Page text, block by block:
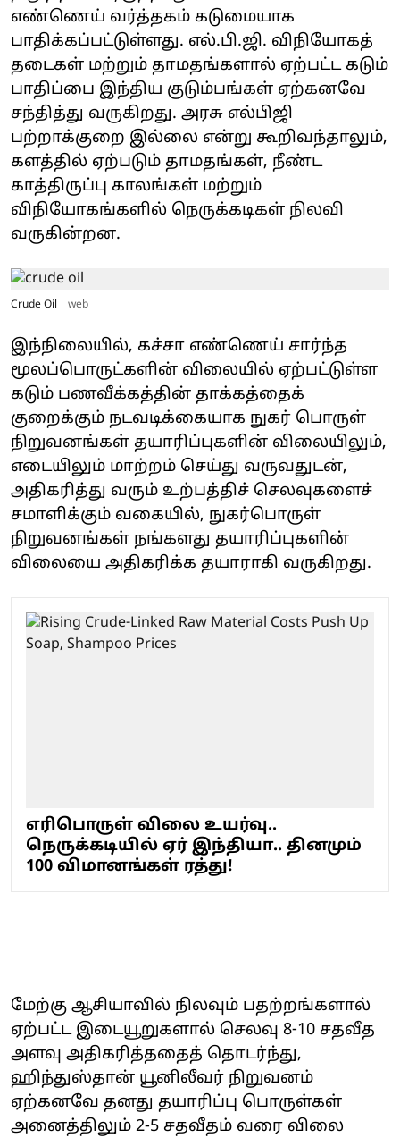
எண்ணெய் வர்த்தகம் கடுமையாக
பாதிக்கப்பட்டுள்ளது. எல்.பி.ஜி. விநியோகத்
தடைகள் மற்றும் தாமதங்களால் ஏற்பட்ட கடும்
பாதிப்பை இந்திய குடும்பங்கள் ஏற்கனவே
சந்தித்து வருகிறது. அரசு எல்பிஜி
பற்றாக்குறை இல்லை என்று கூறிவந்தாலும்,
களத்தில் ஏற்படும் தாமதங்கள், நீண்ட
காத்திருப்பு காலங்கள் மற்றும்
விநியோகங்களில் நெருக்கடிகள் நிலவி
வருகின்றன.
Crude Oil web
இந்நிலையில், கச்சா எண்ணெய் சார்ந்த
மூலப்பொருட்களின் விலையில் ஏற்பட்டுள்ள
கடும் பணவீக்கத்தின் தாக்கத்தைக்
குறைக்கும் நடவடிக்கையாக நுகர் பொருள்
நிறுவனங்கள் தயாரிப்புகளின் விலையிலும்,
எடையிலும் மாற்றம் செய்து வருவதுடன்,
அதிகரித்து வரும் உற்பத்திச் செலவுகளைச்
சமாளிக்கும் வகையில், நுகர்பொருள்
நிறுவனங்கள் நங்களது தயாரிப்புகளின்
விலையை அதிகரிக்க தயாராகி வருகிறது.
எரிபொருள் விலை உயர்வு..
நெருக்கடியில் ஏர் இந்தியா.. தினமும்
100 விமானங்கள் ரத்து!
மேற்கு ஆசியாவில் நிலவும் பதற்றங்களால்
ஏற்பட்ட இடையூறுகளால் செலவு 8-10 சதவீத
அளவு அதிகரித்ததைத் தொடர்ந்து,
ஹிந்துஸ்தான் யூனிலீவர் நிறுவனம்
ஏற்கனவே தனது தயாரிப்பு பொருள்கள்
அனைத்திலும் 2-5 சதவீதம் வரை விலை